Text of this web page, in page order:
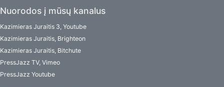
Nuorodos į mūsų kanalus
Kazimieras Juraitis 3, Youtube
Kazimieras Juraitis, Brighteon
Kazimieras Juraitis, Bitchute
PressJazz TV, Vimeo
PressJazz Youtube